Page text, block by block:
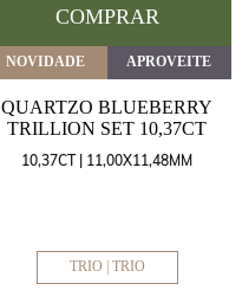
COMPRAR
NOVIDADE APROVEITE
QUARTZO BLUEBERRY
TRILLION SET 10,37CT
10,37CT | 11,00X11,48MM
TRIO | TRIO